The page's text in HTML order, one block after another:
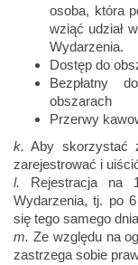
osoba, która
wziąć udział
Wydarzenia.
Dostęp do
Bezpłatny
obszarach
Przerwy
k. Aby skorzystać
zarejestrować i
l. Rejestracja na
Wydarzenia, tj. po
się tego samego
m. Ze względu na
zastrzega sobie